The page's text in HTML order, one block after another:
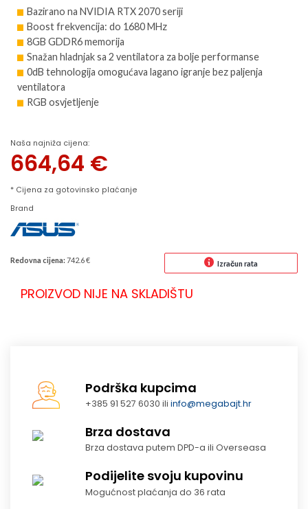
Bazirano na NVIDIA RTX 2070 seriji
Boost frekvencija: do 1680 MHz
8GB GDDR6 memorija
Snažan hladnjak sa 2 ventilatora za bolje performanse
0dB tehnologija omogućava lagano igranje bez paljenja
ventilatora
RGB osvjetljenje
Naša najniža cijena:
664,64 €
* Cijena za gotovinsko plaćanje
Brand
Redovna cijena: 742.6 € Izračun rata
PROIZVOD NIJE NA SKLADIŠTU
Podrška kupcima
+385 91 527 6030 iliinfo@megabajt.hr
Brza dostava
Brza dostava putem DPD-a ili Overseasa
Podijelite svoju kupovinu
Mogućnost plaćanja do 36 rata